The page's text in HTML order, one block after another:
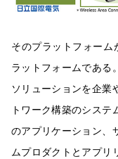
そのプラットフォーム
ラットフォームである
ソリューションを企業
トワーク構築のシス
のアプリケーション、
ムプロダクトとアプリ